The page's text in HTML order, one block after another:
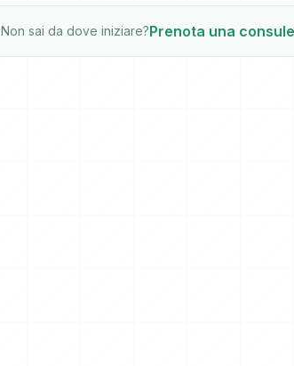
Non sai da dove iniziare?Prenota una